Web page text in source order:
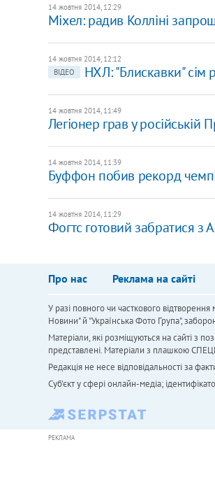
14 жовтня 2014, 12:29
Міхел: радив Колліні
14 жовтня 2014, 12:12
ВІДЕО
НХЛ: "Блискавки" сім
14 жовтня 2014, 11:49
Легіонер грав у російській
14 жовтня 2014, 11:39
Буффон побив рекорд
14 жовтня 2014, 11:29
Фогтс готовий забратися з
Про нас Реклама на сайті
У разі повного чи часткового
Новини" й "Українська Фото Група",
Матеріали, які розміщуються на сайті з
представлені. Матеріали з плашкою
Редакція не несе відповідальності за
Cуб'єкт у сфері онлайн-медіа;
РЕКЛАМА